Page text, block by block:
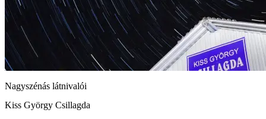
Nagyszénás látnivalói
Kiss György Csillagda